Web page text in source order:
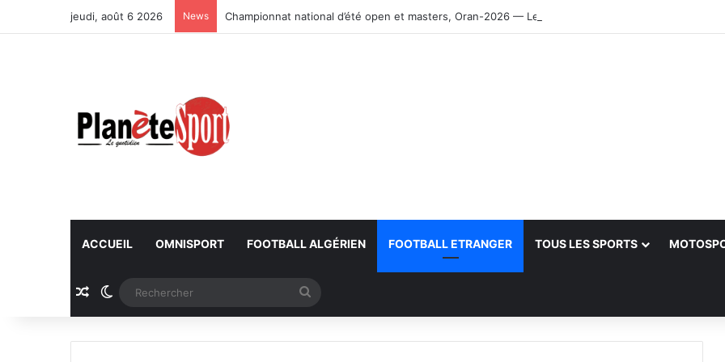
jeudi, août 6 2026 News Championnat national d’été open et masters, Oran-2026 — Le CRB s’adjuge le titre
ACCUEIL OMNISPORT FOOTBALL ALGÉRIEN FOOTBALL ETRANGER TOUS LES SPORTS
Article Aléatoire
Switch skin